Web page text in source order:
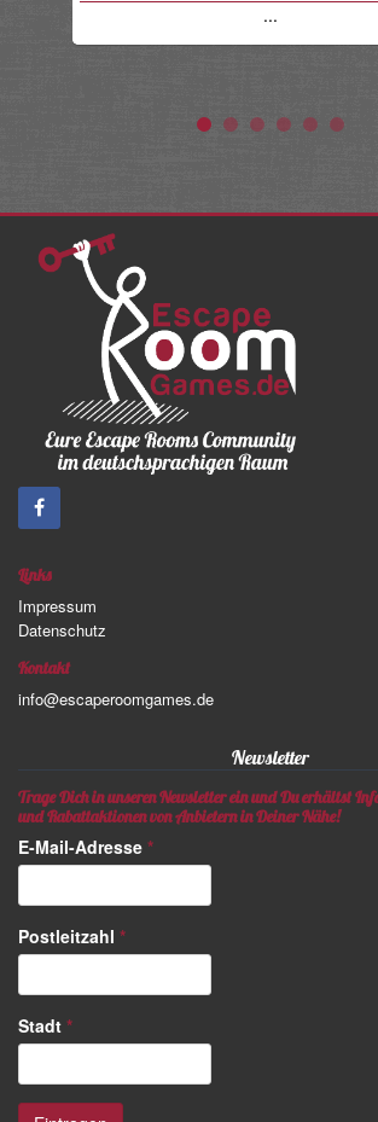
...
Links
Impressum
Datenschutz
Kontakt
info@escaperoomgames.de
Newsletter
Trage Dich in unseren Newsletter ein und Du erhältst
und Rabattaktionen von Anbietern in Deiner Nähe!
E-Mail-Adresse *
Postleitzahl *
Stadt *